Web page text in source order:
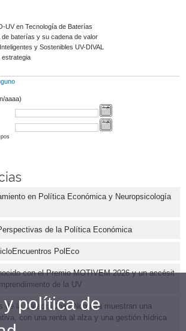
UV en Tecnología de Baterías
de baterías y su cadena de valor
y Sostenibles UV-DIVAL
estrategia
aaaa)
en Política Económica y Neuropsicología
de la Política Económica
PolEco
con el Premio MOTIVEM 2026 y un accésit
de la UV
de la Cátedra Joan Noguera muestran una
con una renta al alza y una gestión hídrica
política de